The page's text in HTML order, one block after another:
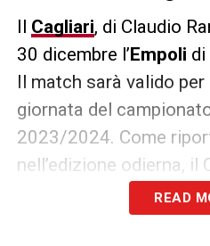
Il Cagliari, di Claudio
30 dicembre l’Empoli di
Il match sarà valido
giornata del
2023/2024. Come
nell’edizione odierna, il
delle ultime quattro
sconfitto tre volte nelle
READ